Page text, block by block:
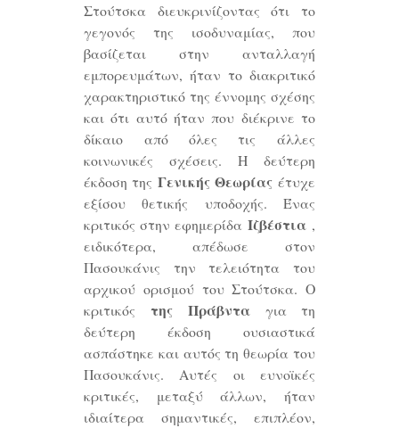
Στούτσκα διευκρινίζοντας ότι το
γεγονός της ισοδυναμίας, που
βασίζεται στην ανταλλαγή
εμπορευμάτων, ήταν το διακριτικό
χαρακτηριστικό της έννομης σχέσης
και ότι αυτό ήταν που διέκρινε το
δίκαιο από όλες τις άλλες
κοινωνικές σχέσεις. Η δεύτερη
έκδοση της Γενικής Θεωρίαςέτυχε
εξίσου θετικής υποδοχής. Ένας
κριτικός στην εφημερίδα Ιζβέστια,
ειδικότερα, απέδωσε στον
Πασουκάνις την τελειότητα του
αρχικού ορισμού του Στούτσκα. Ο
κριτικός της Πράβνταγια τη
δεύτερη έκδοση ουσιαστικά
ασπάστηκε και αυτός τη θεωρία του
Πασουκάνις. Αυτές οι ευνοϊκές
κριτικές, μεταξύ άλλων, ήταν
ιδιαίτερα σημαντικές, επιπλέον,